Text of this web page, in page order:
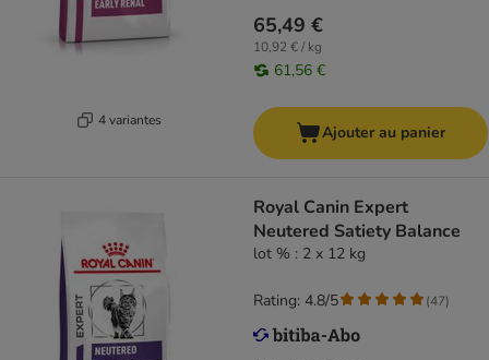
4 variantes
65,49 €
10,92 € / kg
61,56 €
Ajouter au panier
Royal Canin Expert
Neutered Satiety Balance
lot % : 2 x 12 kg
Rating: 4.8/5 (47)